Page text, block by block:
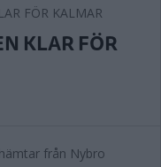
KLAR FÖR